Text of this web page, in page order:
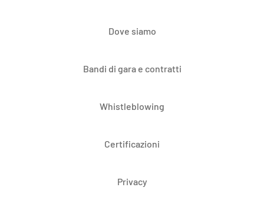
Dove siamo
Bandi di gara e contratti
Whistleblowing
Certificazioni
Privacy